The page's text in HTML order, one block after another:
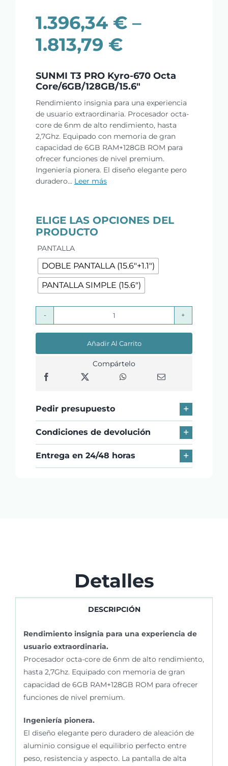
1.396,34 €–
1.813,79 €
SUNMI T3 PRO Kyro-670 Octa
Core/6GB/128GB/15.6″
Rendimiento insignia para una experiencia
de usuario extraordinaria. Procesador octa-
core de 6nm de alto rendimiento, hasta
2,7Ghz. Equipado con memoria de gran
capacidad de 6GB RAM+128GB ROM para
ofrecer funciones de nivel premium.
Ingeniería pionera. El diseño elegante pero
duradero... Leer más
ELIGE LAS OPCIONES DEL
PRODUCTO
PANTALLA
DOBLE PANTALLA (15.6"+1.1")
PANTALLA SIMPLE (15.6")
SUNMI
T3
PRO
Kyro-
670
cantidad
Añadir Al Carrito
Compártelo
Pedir presupuesto
Condiciones de devolución
Entrega en 24/48 horas
Detalles
DESCRIPCIÓN
Rendimiento insignia para una experiencia de
usuario extraordinaria.
Procesador octa-core de 6nm de alto rendimiento,
hasta 2,7Ghz. Equipado con memoria de gran
capacidad de 6GB RAM+128GB ROM para ofrecer
funciones de nivel premium.
Ingeniería pionera.
El diseño elegante pero duradero de aleación de
aluminio consigue el equilibrio perfecto entre
peso, resistencia y aspecto. La pantalla de alta